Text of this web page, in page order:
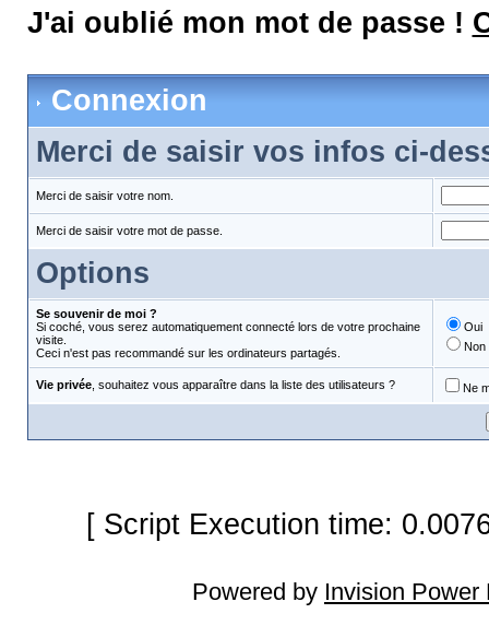
J'ai oublié mon mot de passe !
Connexion
Merci de saisir vos infos ci-
Merci de saisir votre nom.
Merci de saisir votre mot de passe.
Options
Se souvenir de moi ?
Si coché, vous serez automatiquement connecté lors de votre prochaine
visite.
Ceci n'est pas recommandé sur les ordinateurs partagés.
Oui
Non
Vie privée, souhaitez vous apparaître dans la liste des utilisateurs ? Ne
[ Script Execution time:
Powered by Invision Power